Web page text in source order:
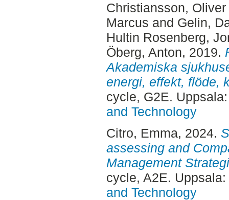
Christiansson, Oliver
Marcus and Gelin,
Hultin Rosenberg,
Öberg, Anton, 2019.
Akademiska
energi, effekt, flöde,
cycle, G2E.
and Technology
Citro, Emma, 2024.
assessing and
Management
cycle, A2E. Uppsala:
and Technology